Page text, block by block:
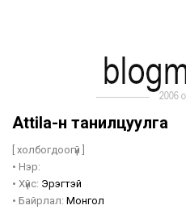
AttiIa-н танилцуулга
[ холбогдоогүй ]
• Нэр:
• Хүйс: Эрэгтэй
• Байрлал: Монгол